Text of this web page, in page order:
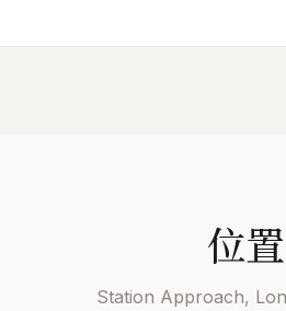
位置
Station Approach,